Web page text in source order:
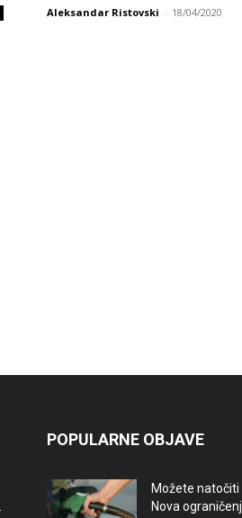
Aleksandar Ristovski - 18/04/2020
POPULARNE OBJAVE
Možete
Nova